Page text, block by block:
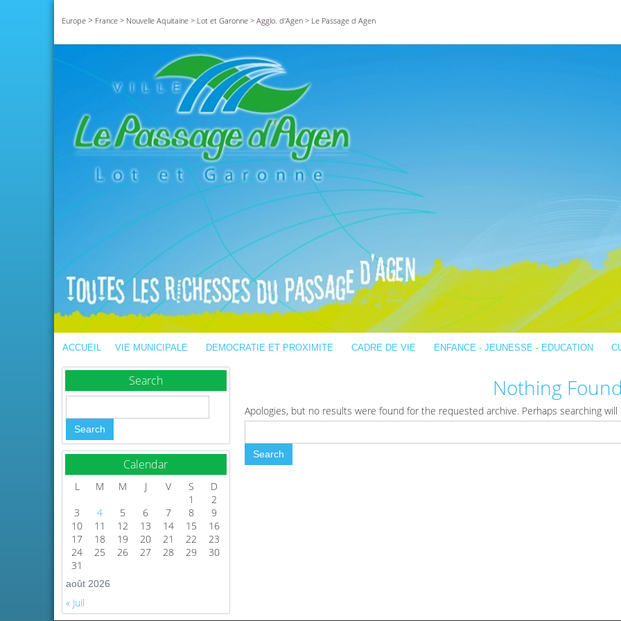
Europe > France > Nouvelle Aquitaine > Lot et Garonne > Agglo. d'Agen > Le Passage d Agen
ACCUEIL VIE MUNICIPALE DEMOCRATIE ET PROXIMITE CADRE DE VIE ENFANCE - JEUNESSE - EDUCATION
Search
Calendar
août 2026
L M M J V S
D
1
2
3
4 5 6 7 8
9
10
11 12 13 14 15
16
17
18 19 20 21 22
23
24
25 26 27 28 29
30
31
« Juil
Nothing
Apologies, but no results were found for the requested archive. Perhaps searching